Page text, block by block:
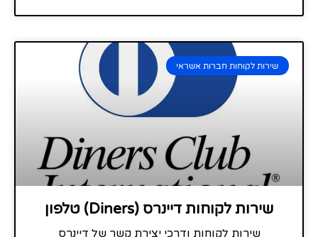
שירות לקוחות חברות אשראי
שירות לקוחות דיינרס (Diners) טלפון
שירות לקוחות ודרכי יצירת קשר של דיינרס